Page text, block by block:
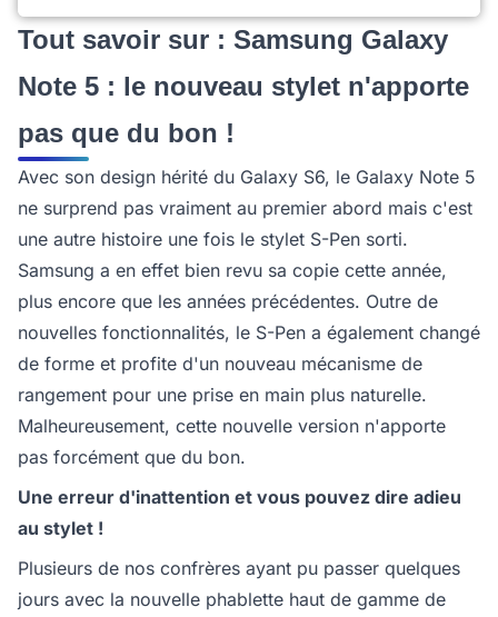
Tout savoir sur : Samsung Galaxy
Note 5 : le nouveau stylet n'apporte
pas que du bon !
Avec son design hérité du Galaxy S6, le Galaxy Note 5
ne surprend pas vraiment au premier abord mais c'est
une autre histoire une fois le stylet S-Pen sorti.
Samsung a en effet bien revu sa copie cette année,
plus encore que les années précédentes. Outre de
nouvelles fonctionnalités, le S-Pen a également changé
de forme et profite d'un nouveau mécanisme de
rangement pour une prise en main plus naturelle.
Malheureusement, cette nouvelle version n'apporte
pas forcément que du bon.
Une erreur d'inattention et vous pouvez dire adieu
au stylet !
Plusieurs de nos confrères ayant pu passer quelques
jours avec la nouvelle phablette haut de gamme de